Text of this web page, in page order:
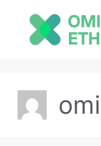
contenu